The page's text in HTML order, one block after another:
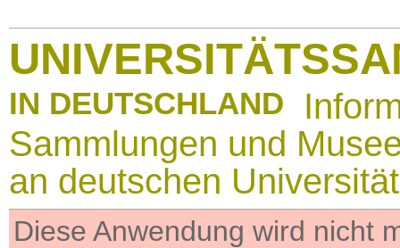
IN DEUTSCHLAND
Sammlungen und
an deutschen
Diese Anwendung wird nicht